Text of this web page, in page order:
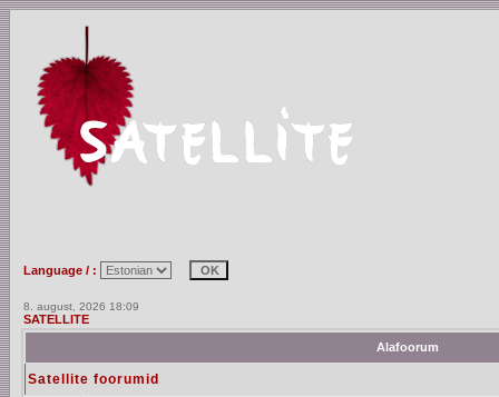
Language / :
8. august, 2026 18:09
SATELLITE
Alafoorum
Satellite foorumid